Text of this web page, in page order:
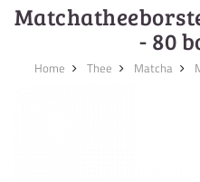
- 80
Home Thee Matcha